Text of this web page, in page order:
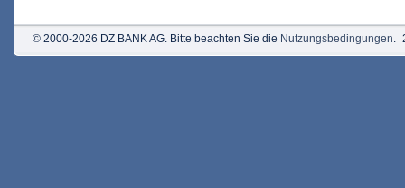
© 2000-2026 DZ BANK AG. Bitte beachten Sie die Nutzungsbedingungen.